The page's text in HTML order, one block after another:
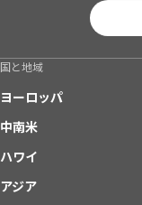
国と地域
ヨーロッパ
中南米
ハワイ
アジア